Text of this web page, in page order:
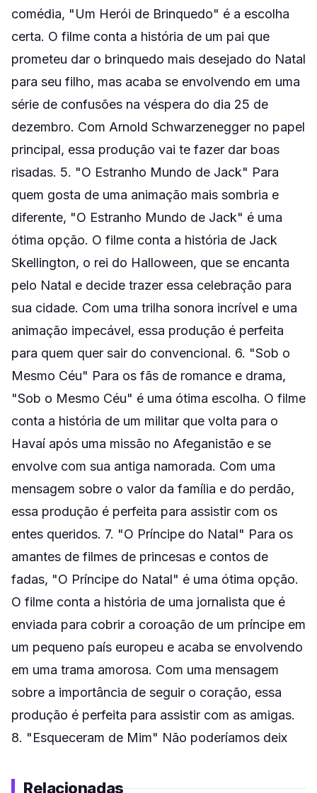
comédia, "Um Herói de Brinquedo" é a escolha
certa. O filme conta a história de um pai que
prometeu dar o brinquedo mais desejado do Natal
para seu filho, mas acaba se envolvendo em uma
série de confusões na véspera do dia 25 de
dezembro. Com Arnold Schwarzenegger no papel
principal, essa produção vai te fazer dar boas
risadas. 5. "O Estranho Mundo de Jack" Para
quem gosta de uma animação mais sombria e
diferente, "O Estranho Mundo de Jack" é uma
ótima opção. O filme conta a história de Jack
Skellington, o rei do Halloween, que se encanta
pelo Natal e decide trazer essa celebração para
sua cidade. Com uma trilha sonora incrível e uma
animação impecável, essa produção é perfeita
para quem quer sair do convencional. 6. "Sob o
Mesmo Céu" Para os fãs de romance e drama,
"Sob o Mesmo Céu" é uma ótima escolha. O filme
conta a história de um militar que volta para o
Havaí após uma missão no Afeganistão e se
envolve com sua antiga namorada. Com uma
mensagem sobre o valor da família e do perdão,
essa produção é perfeita para assistir com os
entes queridos. 7. "O Príncipe do Natal" Para os
amantes de filmes de princesas e contos de
fadas, "O Príncipe do Natal" é uma ótima opção.
O filme conta a história de uma jornalista que é
enviada para cobrir a coroação de um príncipe em
um pequeno país europeu e acaba se envolvendo
em uma trama amorosa. Com uma mensagem
sobre a importância de seguir o coração, essa
produção é perfeita para assistir com as amigas.
8. "Esqueceram de Mim" Não poderíamos deix
Relacionadas